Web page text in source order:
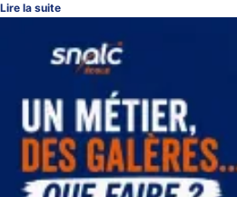
Lire la suite